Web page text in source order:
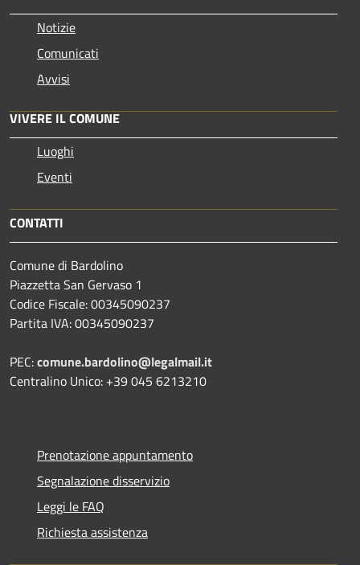
Notizie
Comunicati
Avvisi
VIVERE IL COMUNE
Luoghi
Eventi
CONTATTI
Comune di Bardolino
Piazzetta San Gervaso 1
Codice Fiscale: 00345090237
Partita IVA: 00345090237
PEC:comune.bardolino@legalmail.it
Centralino Unico: +39 045 6213210
Prenotazione appuntamento
Segnalazione disservizio
Leggi le FAQ
Richiesta assistenza